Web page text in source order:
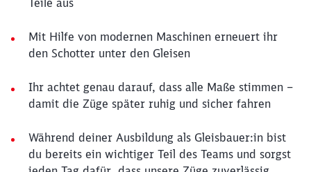
Teile aus
Mit Hilfe von modernen Maschinen erneuert ihr
den Schotter unter den Gleisen
Ihr achtet genau darauf, dass alle Maße stimmen –
damit die Züge später ruhig und sicher fahren
Während deiner Ausbildung als Gleisbauer:in bist
du bereits ein wichtiger Teil des Teams und sorgst